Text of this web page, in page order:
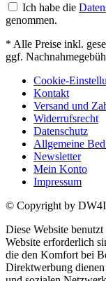
Ich habe die
genommen.
* Alle Preise inkl.
ggf.
Cookie-
Kontakt
Versand und
Widerrufsrecht
Datenschutz
Allgemeine
Newsletter
Mein Konto
Impressum
© Copyright by
Diese Website
Website erforderlich
die den Komfort bei
Direktwerbung